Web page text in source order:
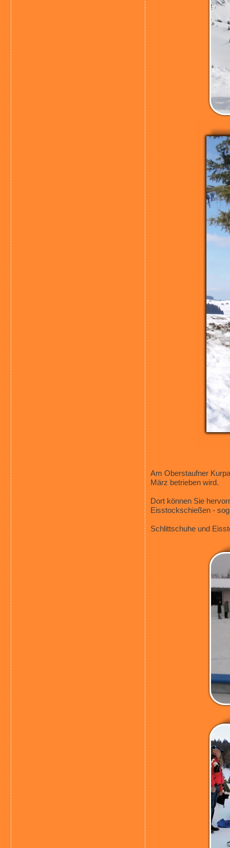
Am Oberstaufner
März betrieben wird.
Dort können Sie
Eisstockschießen -
Schlittschuhe und